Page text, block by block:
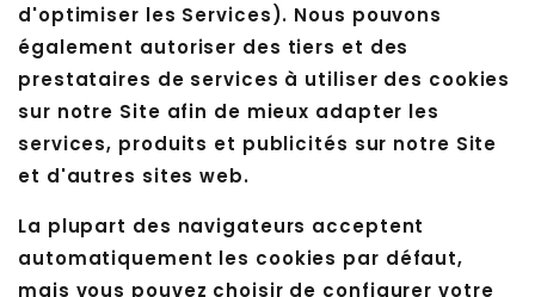
d'optimiser les Services). Nous pouvons
également autoriser des tiers et des
prestataires de services à utiliser des cookies
sur notre Site afin de mieux adapter les
services, produits et publicités sur notre Site
et d'autres sites web.
La plupart des navigateurs acceptent
automatiquement les cookies par défaut,
mais vous pouvez choisir de configurer votre